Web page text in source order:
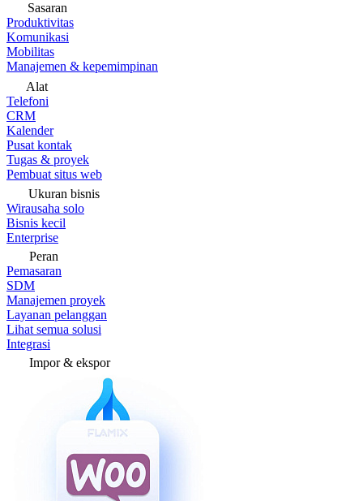
Sasaran
Produktivitas
Komunikasi
Mobilitas
Manajemen & kepemimpinan
Alat
Telefoni
CRM
Kalender
Pusat kontak
Tugas & proyek
Pembuat situs web
Ukuran bisnis
Wirausaha solo
Bisnis kecil
Enterprise
Peran
Pemasaran
SDM
Manajemen proyek
Layanan pelanggan
Lihat semua solusi
Integrasi
Impor & ekspor